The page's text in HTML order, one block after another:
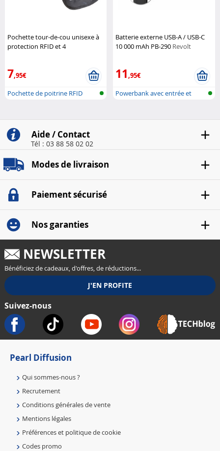
Pochette tour-de-cou unisexe à
protection RFID et 4
7,95€
Pochette de poitrine RFID
Batterie externe USB-A / USB-C
10 000 mAh PB-290 Revolt
11,95€
Powerbank avec entrée et
Aide / Contact
Tél : 03 88 58 02 02
Modes de livraison
Paiement sécurisé
Nos garanties
NEWSLETTER
Bénéficiez de cadeaux, d'offres, de réductions...
Suivez-nous
Pearl Diffusion
Qui sommes-nous ?
Recrutement
Conditions générales de vente
Mentions légales
Préférences et politique de cookie
Codes promo